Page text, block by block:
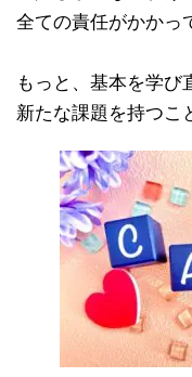
全ての責任がかかっ
もっと、基本を学び
新たな課題を持つこ